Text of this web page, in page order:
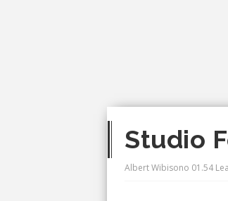
Studio
Albert Wibisono 01.54